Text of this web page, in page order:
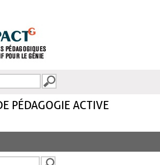
PÉDAGOGIE ACTIVE